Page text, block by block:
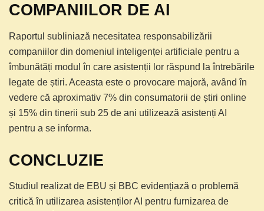
COMPANIILOR DE AI
Raportul subliniază necesitatea responsabilizării
companiilor din domeniul inteligenței artificiale pentru a
îmbunătăți modul în care asistenții lor răspund la întrebările
legate de știri. Aceasta este o provocare majoră, având în
vedere că aproximativ 7% din consumatorii de știri online
și 15% din tinerii sub 25 de ani utilizează asistenți AI
pentru a se informa.
CONCLUZIE
Studiul realizat de EBU și BBC evidențiază o problemă
critică în utilizarea asistenților AI pentru furnizarea de